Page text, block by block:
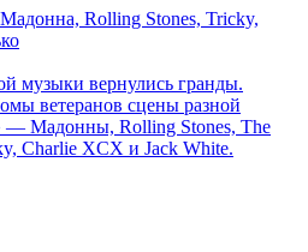
Rolling Stones, Tricky,
музыки вернулись гранды.
ветеранов сцены разной
— Мадонны, Rolling Stones, The
Charlie XCX и Jack White.